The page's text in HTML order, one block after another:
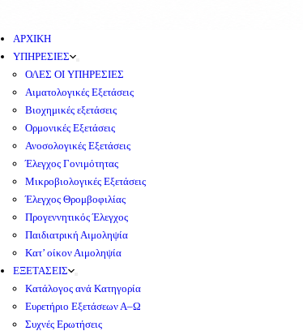
ΑΡΧΙΚΗ
ΥΠΗΡΕΣΙΕΣ
ΟΛΕΣ ΟΙ ΥΠΗΡΕΣΙΕΣ
Αιματολογικές Εξετάσεις
Βιοχημικές εξετάσεις
Ορμονικές Εξετάσεις
Ανοσολογικές Εξετάσεις
Έλεγχος Γονιμότητας
Μικροβιολογικές Εξετάσεις
Έλεγχος Θρομβοφιλίας
Προγεννητικός Έλεγχος
Παιδιατρική Αιμοληψία
Κατ’ οίκον Αιμοληψία
ΕΞΕΤΑΣΕΙΣ
Κατάλογος ανά Κατηγορία
Ευρετήριο Εξετάσεων Α–Ω
Συχνές Ερωτήσεις